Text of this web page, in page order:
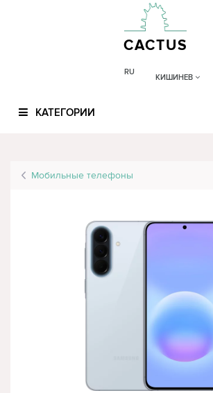
CACTUS
RU
КИШИНЕВ
КАТЕГОРИИ
Мобильные телефоны